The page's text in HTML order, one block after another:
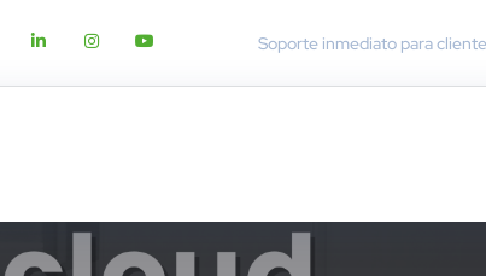
Soporte inmediato para